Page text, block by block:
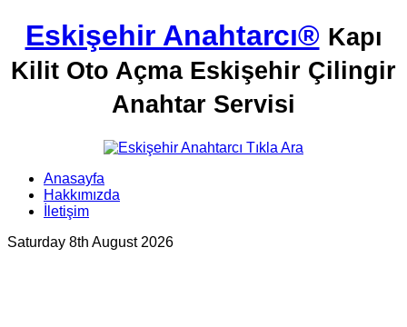
Eskişehir Anahtarcı® Kapı
Kilit Oto Açma Eskişehir Çilingir
Anahtar Servisi
Anasayfa
Hakkımızda
İletişim
Saturday 8th August 2026